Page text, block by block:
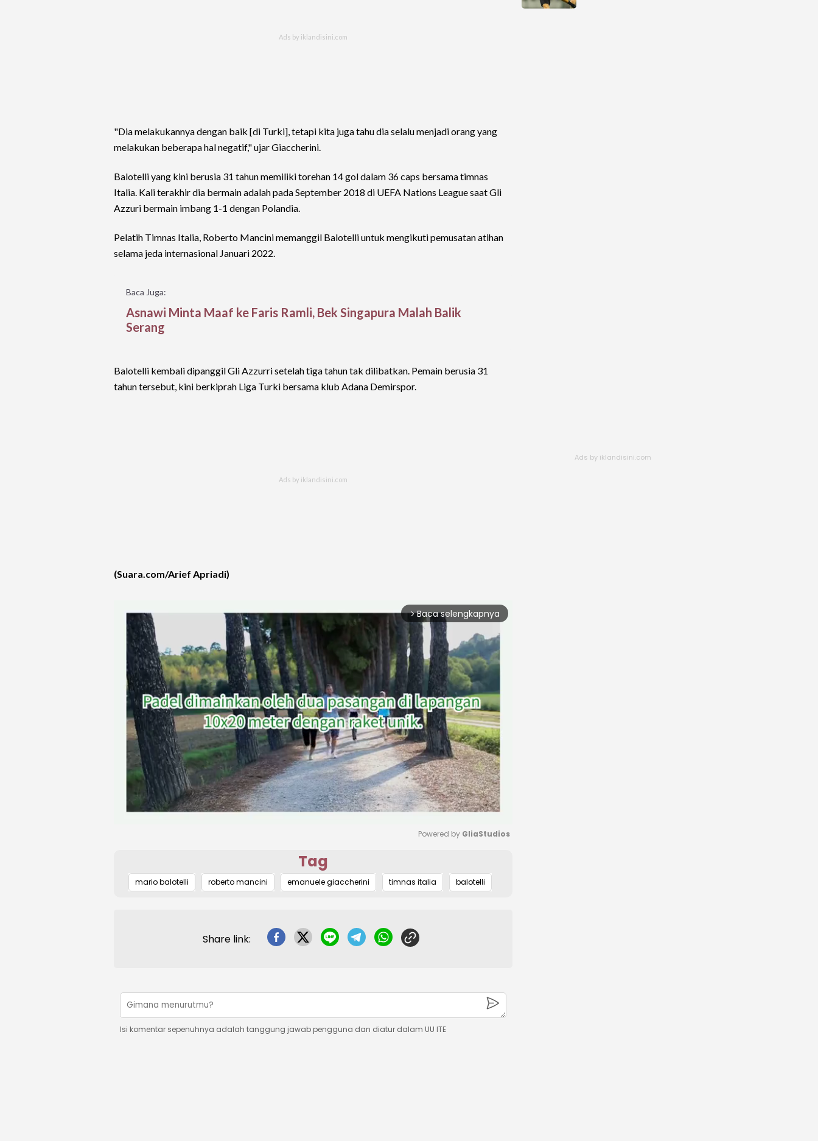
"Dia melakukannya dengan baik [di Turki], tetapi kita juga tahu dia selalu menjadi orang yang
melakukan beberapa hal negatif," ujar Giaccherini.
Balotelli yang kini berusia 31 tahun memiliki torehan 14 gol dalam 36 caps bersama timnas
Italia. Kali terakhir dia bermain adalah pada September 2018 di UEFA Nations League saat Gli
Azzuri bermain imbang 1-1 dengan Polandia.
Pelatih Timnas Italia, Roberto Mancini memanggil Balotelli untuk mengikuti pemusatan atihan
selama jeda internasional Januari 2022.
Baca Juga:
Asnawi Minta Maaf ke Faris Ramli, Bek Singapura Malah Balik
Serang
Balotelli kembali dipanggil Gli Azzurri setelah tiga tahun tak dilibatkan. Pemain berusia 31
tahun tersebut, kini berkiprah Liga Turki bersama klub Adana Demirspor.
(Suara.com/Arief Apriadi)
arrow_forward_ios Baca selengkapnya
Powered by GliaStudios
Tag
mario balotelli roberto mancini emanuele giaccherini timnas italia balotelli
Share link:
Isi komentar sepenuhnya adalah tanggung jawab pengguna dan diatur dalam UU ITE